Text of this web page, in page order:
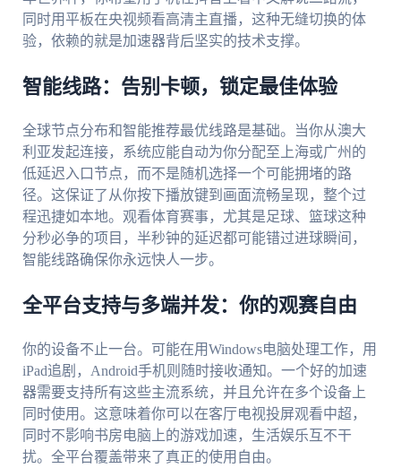
同时用平板在央视频看高清主直播，这种无缝切换的体
验，依赖的就是加速器背后坚实的技术支撑。
智能线路：告别卡顿，锁定最佳体验
全球节点分布和智能推荐最优线路是基础。当你从澳大
利亚发起连接，系统应能自动为你分配至上海或广州的
低延迟入口节点，而不是随机选择一个可能拥堵的路
径。这保证了从你按下播放键到画面流畅呈现，整个过
程迅捷如本地。观看体育赛事，尤其是足球、篮球这种
分秒必争的项目，半秒钟的延迟都可能错过进球瞬间，
智能线路确保你永远快人一步。
全平台支持与多端并发：你的观赛自由
你的设备不止一台。可能在用Windows电脑处理工作，用
iPad追剧，Android手机则随时接收通知。一个好的加速
器需要支持所有这些主流系统，并且允许在多个设备上
同时使用。这意味着你可以在客厅电视投屏观看中超，
同时不影响书房电脑上的游戏加速，生活娱乐互不干
扰。全平台覆盖带来了真正的使用自由。